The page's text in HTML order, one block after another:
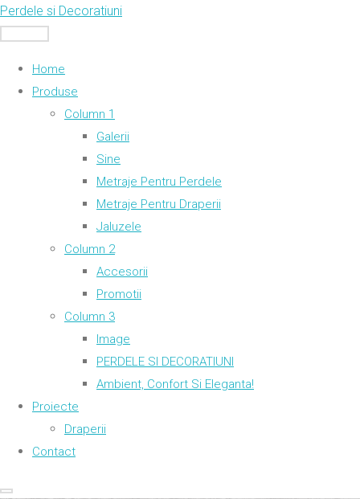
Skip
to
Perdele si Decoratiuni
Home
Produse
Column 1
Galerii
Sine
Metraje Pentru Perdele
Metraje Pentru Draperii
Jaluzele
Column 2
Accesorii
Promotii
Column 3
Image
PERDELE SI DECORATIUNI
Ambient, Confort Si Eleganta!
Proiecte
Draperii
Contact